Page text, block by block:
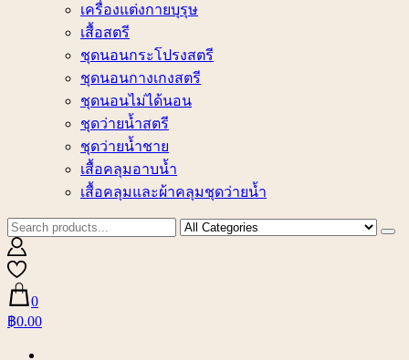
เครื่องแต่งกายบุรุษ
เสื้อสตรี
ชุดนอนกระโปรงสตรี
ชุดนอนกางเกงสตรี
ชุดนอนไม่ได้นอน
ชุดว่ายน้ำสตรี
ชุดว่ายน้ำชาย
เสื้อคลุมอาบน้ำ
เสื้อคลุมและผ้าคลุมชุดว่ายน้ำ
0
฿0.00